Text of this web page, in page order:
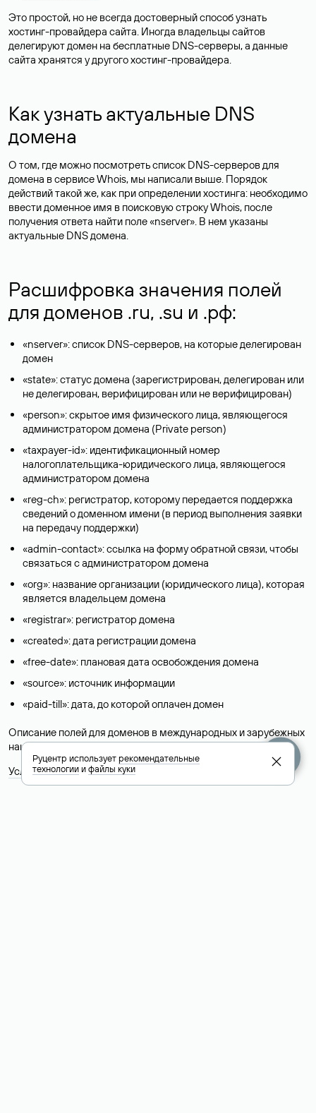
Это простой, но не всегда достоверный способ узнать
хостинг-провайдера сайта. Иногда владельцы сайтов
делегируют домен на бесплатные DNS-серверы, а данные
сайта хранятся у другого хостинг-провайдера.
Как узнать актуальные DNS
домена
О том, где можно посмотреть список DNS-серверов для
домена в сервисе Whois, мы написали выше. Порядок
действий такой же, как при определении хостинга: необходимо
ввести доменное имя в поисковую строку Whois, после
получения ответа найти поле «nserver». В нем указаны
актуальные DNS домена.
Расшифровка значения полей
для доменов .ru, .su и .рф:
«nserver»: список DNS-серверов, на которые делегирован
домен
«state»: статус домена (зарегистрирован, делегирован или
не делегирован, верифицирован или не верифицирован)
«person»: скрытое имя физического лица, являющегося
администратором домена (Privatе person)
«taxpayer-id»: идентификационный номер
налогоплательщика-юридического лица, являющегося
администратором домена
«reg-ch»: регистратор, которому передается поддержка
сведений о доменном имени (в период выполнения заявки
на передачу поддержки)
«admin-contact»: ссылка на форму обратной связи, чтобы
связаться с администратором домена
«org»: название организации (юридического лица), которая
является владельцем домена
«registrar»: регистратор домена
«created»: дата регистрации домена
«free-date»: плановая дата освобождения домена
«source»: источник информации
«paid-till»: дата, до которой оплачен домен
Описание полей для доменов в международных и зарубежных
национальных доменах представлены в разделе «Помощь».
Условия использования Whois-сервиса
Руцентр используетрекомендательные
технологииифайлы куки